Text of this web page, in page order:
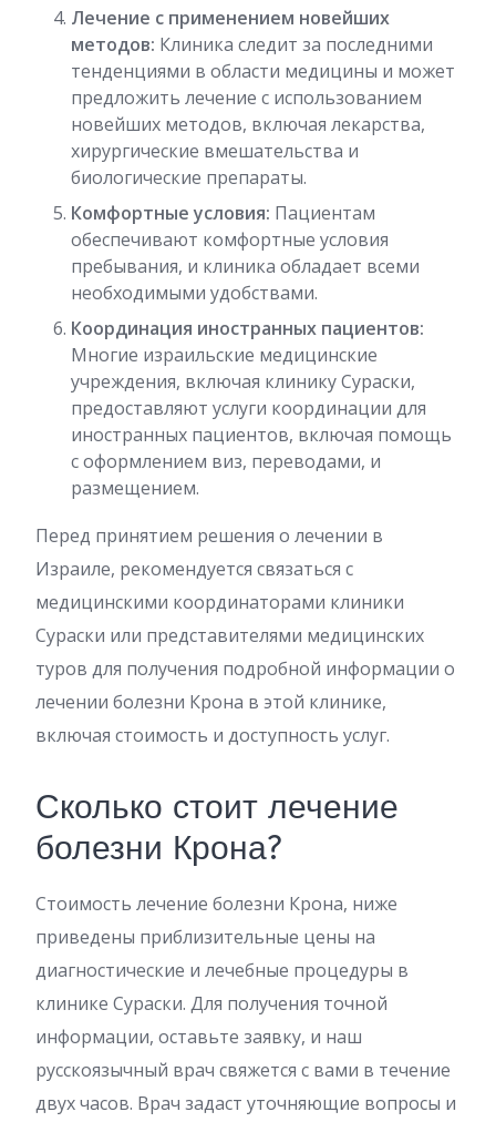
Лечение с применением новейших
методов: Клиника следит за последними
тенденциями в области медицины и может
предложить лечение с использованием
новейших методов, включая лекарства,
хирургические вмешательства и
биологические препараты.
Комфортные условия: Пациентам
обеспечивают комфортные условия
пребывания, и клиника обладает всеми
необходимыми удобствами.
Координация иностранных пациентов:
Многие израильские медицинские
учреждения, включая клинику Сураски,
предоставляют услуги координации для
иностранных пациентов, включая помощь
с оформлением виз, переводами, и
размещением.
Перед принятием решения о лечении в
Израиле, рекомендуется связаться с
медицинскими координаторами клиники
Сураски или представителями медицинских
туров для получения подробной информации о
лечении болезни Крона в этой клинике,
включая стоимость и доступность услуг.
Сколько стоит лечение
болезни Крона?
Стоимость лечение болезни Крона, ниже
приведены приблизительные цены на
диагностические и лечебные процедуры в
клинике Сураски. Для получения точной
информации, оставьте заявку, и наш
русскоязычный врач свяжется с вами в течение
двух часов. Врач задаст уточняющие вопросы и